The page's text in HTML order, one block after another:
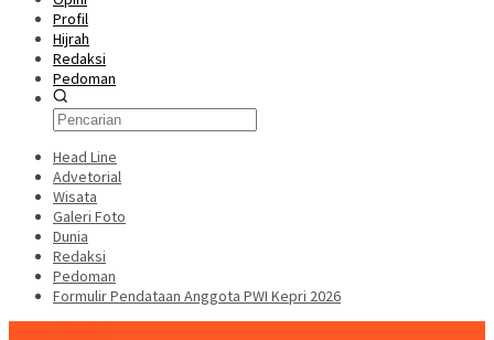
Profil
Hijrah
Redaksi
Pedoman
Head Line
Advetorial
Wisata
Galeri Foto
Dunia
Redaksi
Pedoman
Formulir Pendataan Anggota PWI Kepri 2026